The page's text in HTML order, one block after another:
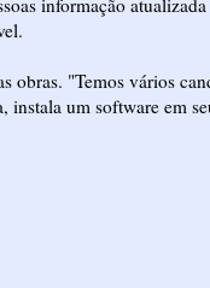
obras. "Temos vários
instala um software em